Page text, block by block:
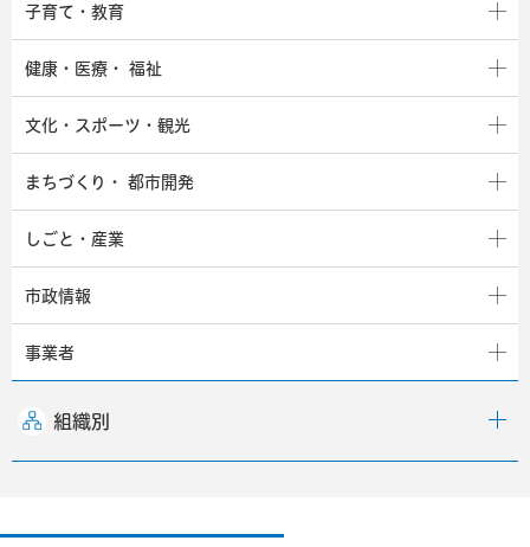
子育て・教育
健康・医療・ 福祉
文化・スポーツ・観光
まちづくり・ 都市開発
しごと・産業
市政情報
事業者
組織別